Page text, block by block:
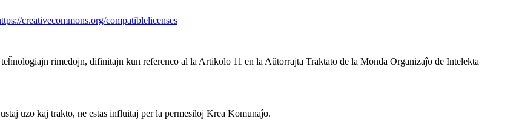
creativecommons.org/compatiblelicenses
rimedojn, difinitajn kun referenco al la Artikolo 11 en la Aŭtorrajta Traktato de la Monda Organizaĵo de Intelekta
uzo kaj trakto, ne estas influitaj per la permesiloj Krea Komunaĵo.